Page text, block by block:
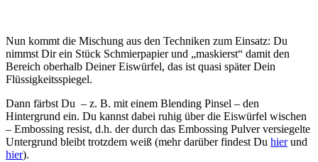
Nun kommt die Mischung aus den Techniken zum Einsatz: Du
nimmst Dir ein Stück Schmierpapier und „maskierst“ damit den
Bereich oberhalb Deiner Eiswürfel, das ist quasi später Dein
Flüssigkeitsspiegel.
Dann färbst Du – z. B. mit einem Blending Pinsel – den
Hintergrund ein. Du kannst dabei ruhig über die Eiswürfel wischen
– Embossing resist, d.h. der durch das Embossing Pulver versiegelte
Untergrund bleibt trotzdem weiß (mehr darüber findest Du hierund
hier).